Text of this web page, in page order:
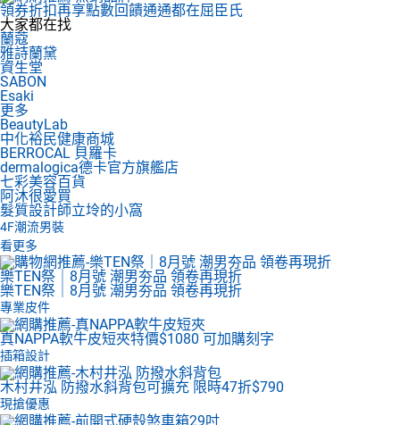
領券折扣再享點數回饋通通都在屈臣氏
大家都在找
蘭蔻
雅詩蘭黛
資生堂
SABON
Esaki
更多
BeautyLab
中化裕民健康商城
BERROCAL 貝羅卡
dermalogica德卡官方旗艦店
七彩美容百貨
阿沐很愛買
髮質設計師立坽的小窩
4F潮流男裝
看更多
樂TEN祭｜8月號 潮男夯品 領卷再現折
樂TEN祭｜8月號 潮男夯品 領卷再現折
專業皮件
真NAPPA軟牛皮短夾特價$1080 可加購刻字
插箱設計
木村井泓 防撥水斜背包可擴充 限時47折$790
現搶優惠